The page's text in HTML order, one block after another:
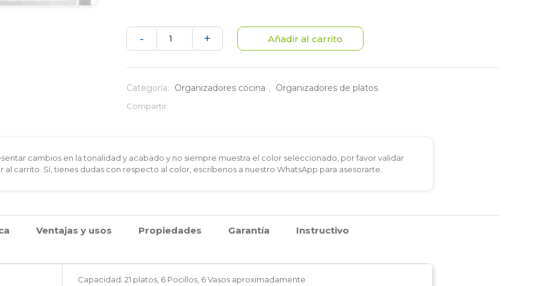
-
Locero
pared
sin
cubiertero
+ Añadir al carrito
Categoría: Organizadores cocina , Organizadores de platos
Compartir:
cambios en la tonalidad y acabado y no siempre muestra el color seleccionado, por favor validar
al carrito. Sí, tienes dudas con respecto al color, escríbenos a nuestro WhatsApp para asesorarte.
Ventajas y usos Propiedades Garantía Instructivo
Capacidad: 21 platos, 6 Pocillos, 6 Vasos aproximadamente